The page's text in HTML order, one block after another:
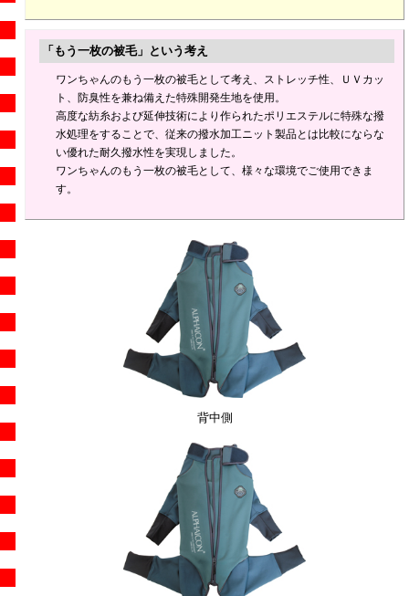
「もう一枚の被毛」という考え
ワンちゃんのもう一枚の被毛として考え、ストレッチ性、ＵＶカッ
ト、防臭性を兼ね備えた特殊開発生地を使用。
高度な紡糸および延伸技術により作られたポリエステルに特殊な撥
水処理をすることで、従来の撥水加工ニット製品とは比較にならな
い優れた耐久撥水性を実現しました。
ワンちゃんのもう一枚の被毛として、様々な環境でご使用できま
す。
背中側